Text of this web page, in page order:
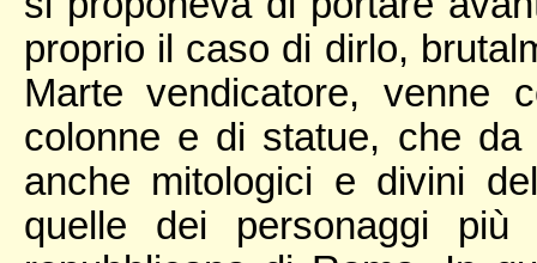
proprio il caso di dirlo,
Marte vendicatore, venne
colonne e di statue, che
anche mitologici e divini
quelle dei personaggi